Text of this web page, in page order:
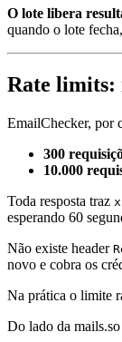
O lote libera
quando o lote
Rate limits:
EmailChecker, por
300
10.000
Toda resposta traz
esperando 60
Não existe header
novo e cobra os
Na prática o limite
Do lado da